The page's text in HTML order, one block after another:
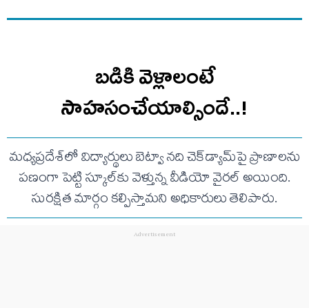
బడికి వెళ్లాలంటే
సాహసంచేయాల్సిందే..!
మధ్యప్రదేశ్‌లో విద్యార్థులు బెట్వా నది చెక్‌డ్యామ్‌పై ప్రాణాలను
పణంగా పెట్టి స్కూల్‌కు వెళ్తున్న వీడియో వైరల్ అయింది.
సురక్షిత మార్గం కల్పిస్తామని అధికారులు తెలిపారు.